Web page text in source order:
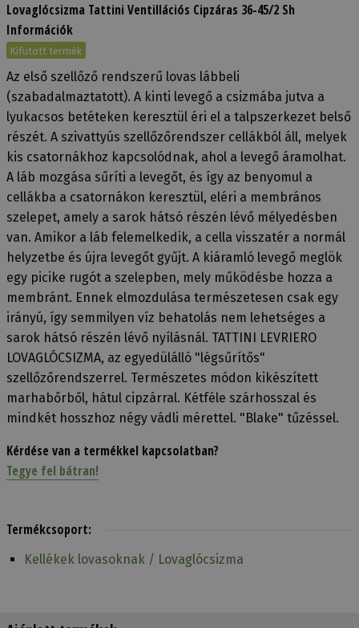
Lovaglócsizma Tattini Ventillációs Cipzáras 36-45/2 Sh
Információk
Kifutott termék
Az első szellőző rendszerű lovas lábbeli
(szabadalmaztatott). A kinti levegő a csizmába jutva a
lyukacsos betéteken keresztül éri el a talpszerkezet belső
részét. A szivattyús szellőzőrendszer cellákból áll, melyek
kis csatornákhoz kapcsolódnak, ahol a levegő áramolhat.
A láb mozgása sűríti a levegőt, és így az benyomul a
cellákba a csatornákon keresztül, eléri a membrános
szelepet, amely a sarok hátsó részén lévő mélyedésben
van. Amikor a láb felemelkedik, a cella visszatér a normál
helyzetbe és újra levegőt gyűjt. A kiáramló levegő meglök
egy picike rugót a szelepben, mely működésbe hozza a
membránt. Ennek elmozdulása természetesen csak egy
irányú, így semmilyen víz behatolás nem lehetséges a
sarok hátsó részén lévő nyílásnál. TATTINI LEVRIERO
LOVAGLÓCSIZMA, az egyedülálló "légsűrítős"
szellőzőrendszerrel. Természetes módon kikészített
marhabőrből, hátul cipzárral. Kétféle szárhosszal és
mindkét hosszhoz négy vádli mérettel. "Blake" tűzéssel.
Kérdése van a termékkel kapcsolatban?
Tegye fel bátran!
Termékcsoport:
Kellékek lovasoknak / Lovaglócsizma